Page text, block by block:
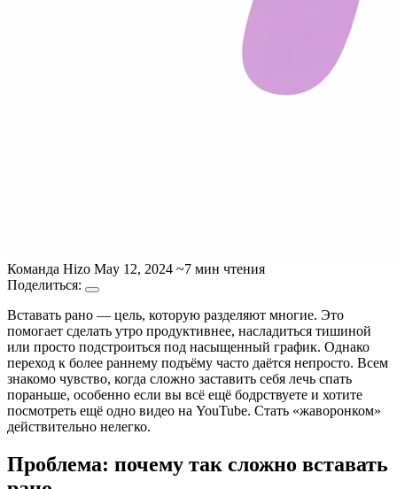
Команда Hizo May 12, 2024 ~7 мин чтения
Поделиться:
Вставать рано — цель, которую разделяют многие. Это
помогает сделать утро продуктивнее, насладиться тишиной
или просто подстроиться под насыщенный график. Однако
переход к более раннему подъёму часто даётся непросто. Всем
знакомо чувство, когда сложно заставить себя лечь спать
пораньше, особенно если вы всё ещё бодрствуете и хотите
посмотреть ещё одно видео на YouTube. Стать «жаворонком»
действительно нелегко.
Проблема: почему так сложно вставать